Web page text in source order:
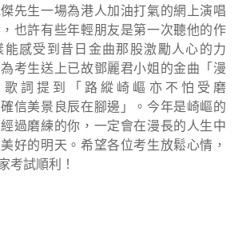
生一場為港人加油打氣的網上演唱
也許有些年輕朋友是第一次聽他的作
感受到昔日金曲那股激勵人心的力
考生送上已故鄧麗君小姐的金曲「漫
詞提到「路縱崎嶇亦不怕受磨
信美景良辰在腳邊」。今年是崎嶇的
過磨練的你，一定會在漫長的人生中
好的明天。希望各位考生放鬆心情，
考試順利！